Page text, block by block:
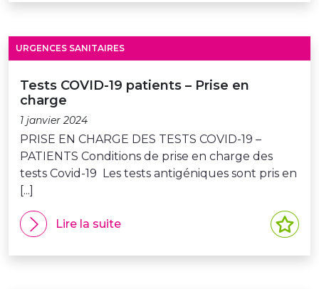
URGENCES SANITAIRES
Tests COVID-19 patients – Prise en
charge
1 janvier 2024
PRISE EN CHARGE DES TESTS COVID-19 –
PATIENTS Conditions de prise en charge des
tests Covid-19 Les tests antigéniques sont pris en
[...]
Lire la suite